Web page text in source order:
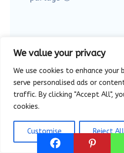
We value your privacy
We use cookies to enhance your
serve personalised ads or
traffic. By clicking "Accept All",
cookies.
Customise Reject All
J'explore dès
Mentions légalesCondition
Politique de
a
c
e
b
n
s